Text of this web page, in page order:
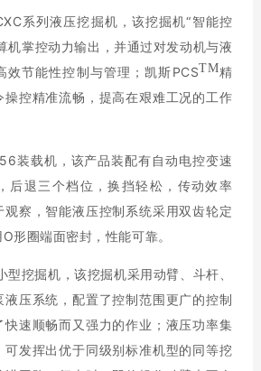
系列液压挖掘机，该挖掘机“智能控
机掌控动力输出，并通过对发动机与液
效节能性控制与管理；凯斯PCSTM精
操控精准流畅，提高在艰难工况的工作
装载机，该产品装配有自动电控变速
后退三个档位，换挡轻松，传动效率
察，智能液压控制系统采用双齿轮定
形圈端面密封，性能可靠。
型挖掘机，该挖掘机采用动臂、斗杆、
液压系统，配置了控制范围更广的控制
快速顺畅而又强力的作业；液压功率集
发挥出优于同级别标准机型的同等挖